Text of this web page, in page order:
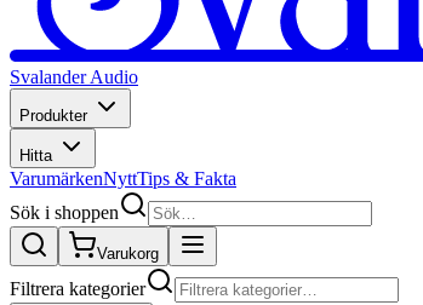
Svalander Audio
Produkter
Hitta
VarumärkenNyttTips & Fakta
Sök i shoppen
Varukorg
Filtrera kategorier